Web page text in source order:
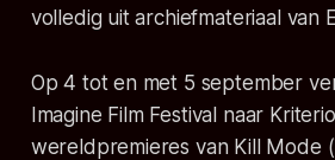
volledig uit archiefmateriaal van
Op 4 tot en met 5 september
Imagine Film Festival naar
wereldpremieres van Kill Mode